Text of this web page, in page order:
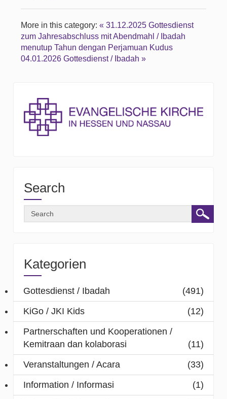
More in this category: « 31.12.2025 Gottesdienst
zum Jahresabschluss mit Abendmahl / Ibadah
menutup Tahun dengan Perjamuan Kudus
04.01.2026 Gottesdienst / Ibadah »
Search
Kategorien
Gottesdienst / Ibadah
(491)
KiGo / JKI Kids
(12)
Partnerschaften und Kooperationen /
Kemitraan dan kolaborasi
(11)
Veranstaltungen / Acara
(33)
Information / Informasi
(1)